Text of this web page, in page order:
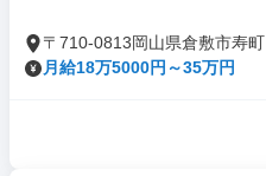
〒710-0813岡山県倉敷市寿町
月給18万5000円～35万円